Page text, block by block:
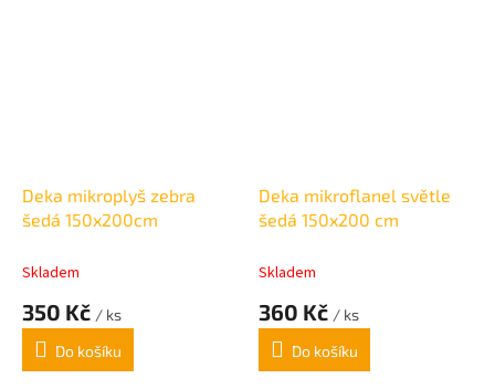
Deka mikroplyš zebra
šedá 150x200cm
Skladem
350 Kč / ks
Do košíku
Deka mikroflanel světle
šedá 150x200 cm
Skladem
360 Kč / ks
Do košíku